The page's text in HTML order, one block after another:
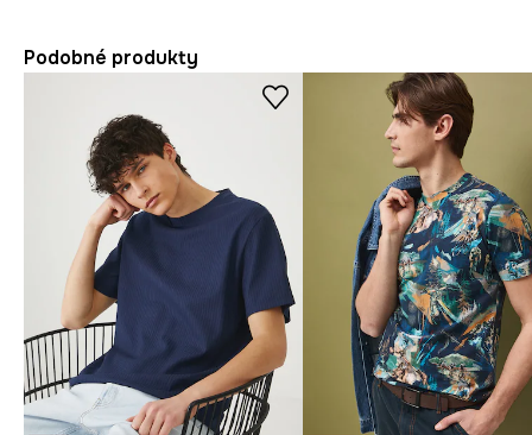
Podobné produkty